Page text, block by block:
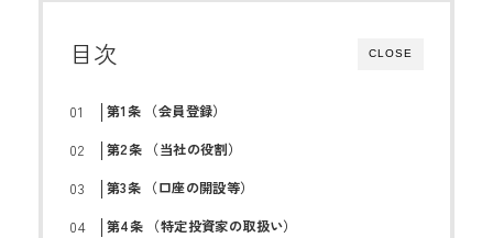
CLOSE
目次
第1条 （会員登録）
第2条 （当社の役割）
第3条 （口座の開設等）
第4条 （特定投資家の取扱い）